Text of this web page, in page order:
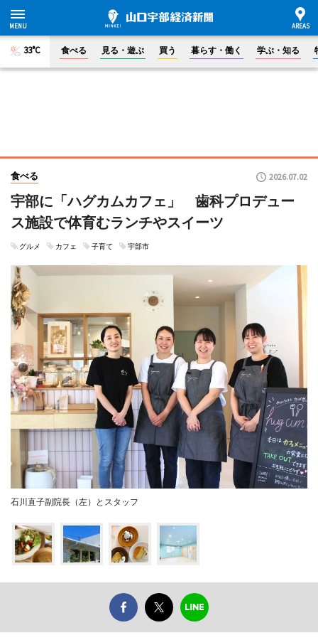
33°C 食べる 見る・遊ぶ 買う 暮らす・働く 学ぶ・知る
食べる 2026.07.02
宇部に「ハグカムカフェ」 歯科プロデュー
ス施設で体育むランチやスイーツ
グルメ カフェ 子育て 宇部市
石川直子副院長（左）とスタッフ